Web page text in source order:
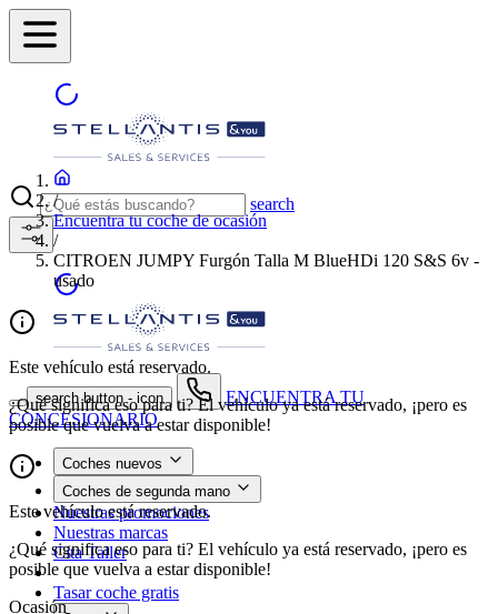
search
search button - icon
ENCUENTRA TU
CONCESIONARIO
Coches nuevos
Coches de segunda mano
Nuestras promociones
Nuestras marcas
Cita Taller
Tasar coche gratis
/
Encuentra tu coche de ocasión
/
CITROEN JUMPY Furgón Talla M BlueHDi 120 S&S 6v -
usado
Este vehículo está reservado.
¿Qué significa eso para ti? El vehículo ya está reservado, ¡pero es
posible que vuelva a estar disponible!
Este vehículo está reservado.
¿Qué significa eso para ti? El vehículo ya está reservado, ¡pero es
posible que vuelva a estar disponible!
Ocasión